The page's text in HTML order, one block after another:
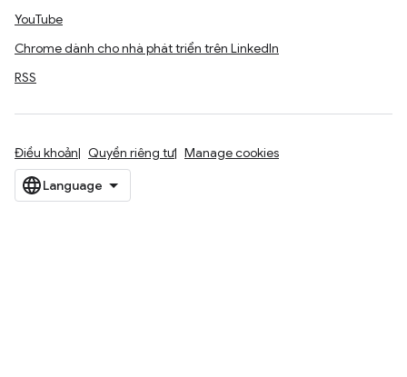
YouTube
Chrome dành cho nhà phát triển trên LinkedIn
RSS
Điều khoản Quyền riêng tư Manage cookies